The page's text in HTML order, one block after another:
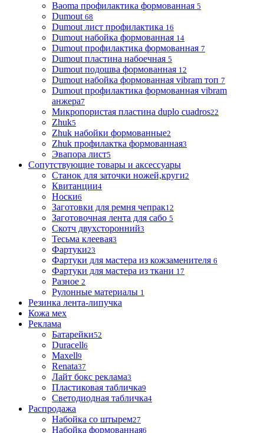
Baoma профилактика формованная 5
Dumout 68
Dumout лист профилактика 16
Dumout набойка формованная 14
Dumout профилактика формованная 7
Dumout пластина набоечная 5
Dumout подошва формованная 12
Dumout набойка формованная vibram топ 7
Dumout профилактика формованная vibram
анжера7
Микропористая пластина duplo cuadros22
Zhuk5
Zhuk набойки формованные2
Zhuk профилактка формованная3
Эвапора лист5
Сопутствующие товары и аксессуары
Станок для заточки ножей,круги2
Квитанции4
Носки6
Заготовки для ремня чепрак12
Заготовочная лента для сабо 5
Скотч двухсторонний3
Тесьма клеевая3
Фартуки23
Фартуки для мастера из кожзаменителя 6
Фартуки для мастера из ткани 17
Разное 2
Рулонные материалы 1
Резинка лента-липучка
Кожа мех
Реклама
Батарейки52
Duracell6
Maxell9
Renata37
Лайт бокс реклама3
Пластиковая табличка9
Светодиодная табличка4
Распродажа
Набойка со штырем27
Набойка формованная6